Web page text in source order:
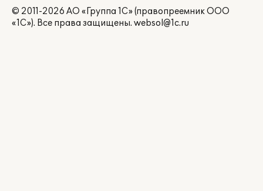
© 2011-2026 АО «Группа 1С» (правопреемник ООО
«1С»). Все права защищены. websol@1c.ru